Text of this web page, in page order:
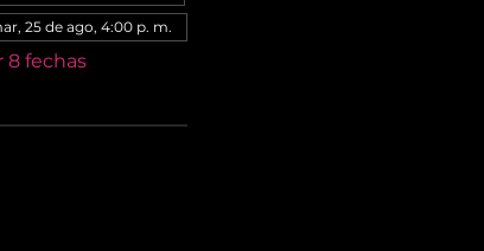
25 de ago, 4:00 p. m.
8 fechas